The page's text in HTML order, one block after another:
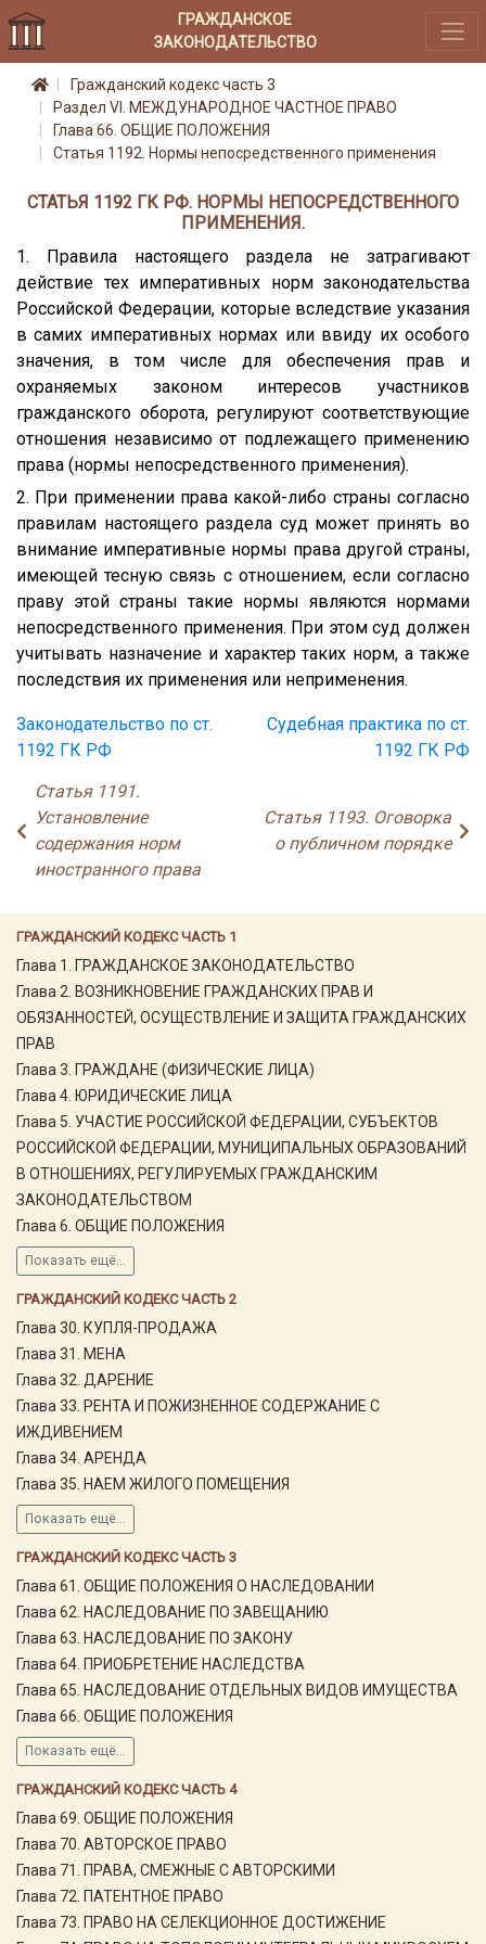
ГРАЖДАНСКОЕ
ЗАКОНОДАТЕЛЬСТВО
ГРАЖДАНСКИЙ КОДЕКС ЧАСТЬ 1
Глава 1. ГРАЖДАНСКОЕ ЗАКОНОДАТЕЛЬСТВО
Глава 2. ВОЗНИКНОВЕНИЕ ГРАЖДАНСКИХ ПРАВ И
ОБЯЗАННОСТЕЙ, ОСУЩЕСТВЛЕНИЕ И ЗАЩИТА ГРАЖДАНСКИХ
ПРАВ
Глава 3. ГРАЖДАНЕ (ФИЗИЧЕСКИЕ ЛИЦА)
Глава 4. ЮРИДИЧЕСКИЕ ЛИЦА
Глава 5. УЧАСТИЕ РОССИЙСКОЙ ФЕДЕРАЦИИ, СУБЪЕКТОВ
РОССИЙСКОЙ ФЕДЕРАЦИИ, МУНИЦИПАЛЬНЫХ ОБРАЗОВАНИЙ
В ОТНОШЕНИЯХ, РЕГУЛИРУЕМЫХ ГРАЖДАНСКИМ
ЗАКОНОДАТЕЛЬСТВОМ
Глава 6. ОБЩИЕ ПОЛОЖЕНИЯ
Показать ещё...
ГРАЖДАНСКИЙ КОДЕКС ЧАСТЬ 2
Глава 30. КУПЛЯ-ПРОДАЖА
Глава 31. МЕНА
Глава 32. ДАРЕНИЕ
Глава 33. РЕНТА И ПОЖИЗНЕННОЕ СОДЕРЖАНИЕ С
ИЖДИВЕНИЕМ
Глава 34. АРЕНДА
Глава 35. НАЕМ ЖИЛОГО ПОМЕЩЕНИЯ
Показать ещё...
ГРАЖДАНСКИЙ КОДЕКС ЧАСТЬ 3
Глава 61. ОБЩИЕ ПОЛОЖЕНИЯ О НАСЛЕДОВАНИИ
Глава 62. НАСЛЕДОВАНИЕ ПО ЗАВЕЩАНИЮ
Глава 63. НАСЛЕДОВАНИЕ ПО ЗАКОНУ
Глава 64. ПРИОБРЕТЕНИЕ НАСЛЕДСТВА
Глава 65. НАСЛЕДОВАНИЕ ОТДЕЛЬНЫХ ВИДОВ ИМУЩЕСТВА
Глава 66. ОБЩИЕ ПОЛОЖЕНИЯ
Показать ещё...
ГРАЖДАНСКИЙ КОДЕКС ЧАСТЬ 4
Глава 69. ОБЩИЕ ПОЛОЖЕНИЯ
Глава 70. АВТОРСКОЕ ПРАВО
Глава 71. ПРАВА, СМЕЖНЫЕ С АВТОРСКИМИ
Глава 72. ПАТЕНТНОЕ ПРАВО
Глава 73. ПРАВО НА СЕЛЕКЦИОННОЕ ДОСТИЖЕНИЕ
Гражданский кодекс часть 3
Раздел VI. МЕЖДУНАРОДНОЕ ЧАСТНОЕ ПРАВО
Глава 66. ОБЩИЕ ПОЛОЖЕНИЯ
Статья 1192. Нормы непосредственного применения
СТАТЬЯ 1192 ГК РФ. НОРМЫ НЕПОСРЕДСТВЕННОГО
ПРИМЕНЕНИЯ.
1. Правила настоящего раздела не затрагивают
действие тех императивных норм законодательства
Российской Федерации, которые вследствие указания
в самих императивных нормах или ввиду их особого
значения, в том числе для обеспечения прав и
охраняемых законом интересов участников
гражданского оборота, регулируют соответствующие
отношения независимо от подлежащего применению
права (нормы непосредственного применения).
2. При применении права какой-либо страны согласно
правилам настоящего раздела суд может принять во
внимание императивные нормы права другой страны,
имеющей тесную связь с отношением, если согласно
праву этой страны такие нормы являются нормами
непосредственного применения. При этом суд должен
учитывать назначение и характер таких норм, а также
последствия их применения или неприменения.
Законодательство по ст.
1192 ГК РФ
Судебная практика по ст.
1192 ГК РФ
Статья 1191.
Установление
содержания норм
иностранного права
Статья 1193. Оговорка
о публичном порядке